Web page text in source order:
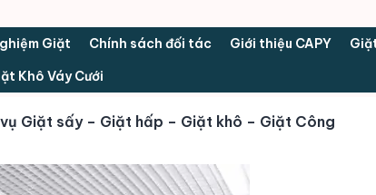
Giặt Chính sách đối tác Giới thiệu CAPY
Khô Váy Cưới
vụ Giặt sấy – Giặt hấp – Giặt khô – Giặt Công